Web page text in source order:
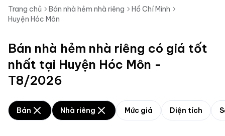
Trang chủ Bán nhà hẻm nhà riêng
Hồ Chí Minh
Huyện Hóc Môn
Bán nhà hẻm nhà riêng có giá tốt
nhất tại Huyện Hóc Môn -
T8/2026
Bán Nhà riêng Mức giá Diện tích